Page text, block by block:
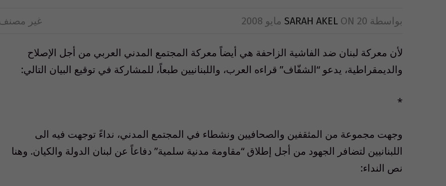
بواسطة SARAH AKEL ON 20 مايو 2008 غير
لأن معركة لبنان ضد الفاشية الزاحفة هي أيضاً معركة المجتمع المدني العربي من أجل الإصلاح
والديمقراطية، يدعو “الشفّاف” قراءه العرب، واللبنانيين طبعاً، للمشاركة في توقيع البيان التالي:
*
وجهت مجموعة من المثقفين والصحافيين ونشطاء في المجتمع المدني، نداءً توجهت فيه الى
اللبنانيين لتضافر الجهود من أجل إطلاق “مقاومة مدنية سلمية” دفاعاً عن لبنان الدولة والكيان. وهنا
نص النداء: